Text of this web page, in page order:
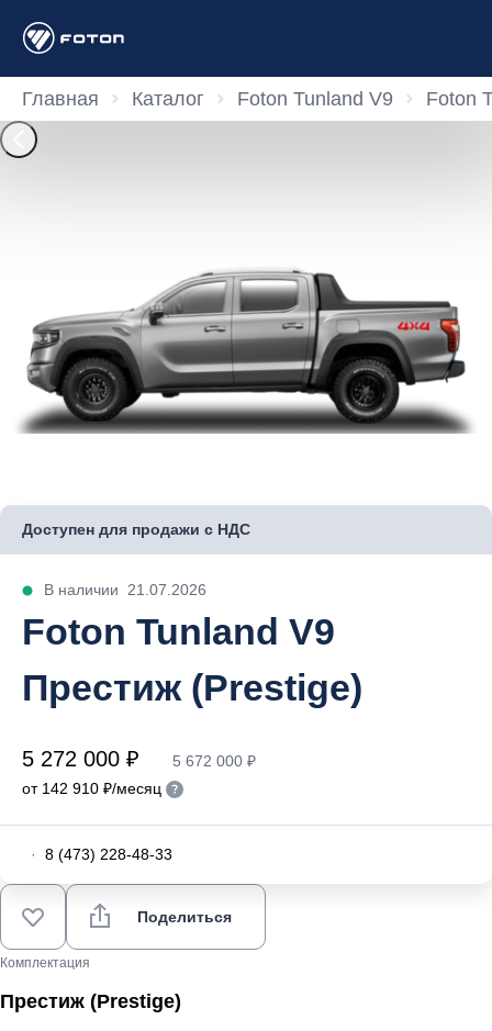
Главная Каталог Foton Tunland V9 Foton
Доступен для продажи с НДС
В наличии 21.07.2026
Foton Tunland V9
Престиж (Prestige)
5 272 000 ₽
5 672 000 ₽
от 142 910 ₽/месяц
· 8 (473) 228-48-33
Поделиться
Комплектация
Престиж (Prestige)